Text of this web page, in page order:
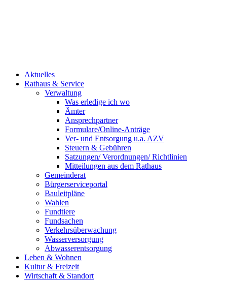
Aktuelles
Rathaus & Service
Verwaltung
Was erledige ich wo
Ämter
Ansprechpartner
Formulare/Online-Anträge
Ver- und Entsorgung u.a. AZV
Steuern & Gebühren
Satzungen/ Verordnungen/ Richtlinien
Mitteilungen aus dem Rathaus
Gemeinderat
Bürgerserviceportal
Bauleitpläne
Wahlen
Fundtiere
Fundsachen
Verkehrsüberwachung
Wasserversorgung
Abwasserentsorgung
Leben & Wohnen
Kultur & Freizeit
Wirtschaft & Standort